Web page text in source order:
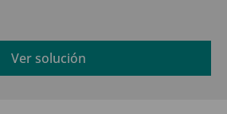
Ver solución